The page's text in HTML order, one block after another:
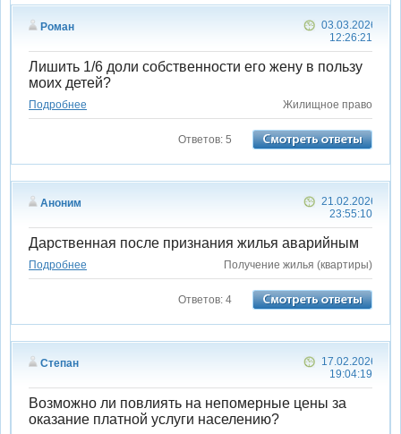
Роман
03.03.2026
12:26:21
Лишить 1/6 доли собственности его жену в пользу
моих детей?
Подробнее Жилищное право
Ответов: 5
Аноним
21.02.2026
23:55:10
Дарственная после признания жилья аварийным
Подробнее Получение жилья (квартиры)
Ответов: 4
Степан
17.02.2026
19:04:19
Возможно ли повлиять на непомерные цены за
оказание платной услуги населению?